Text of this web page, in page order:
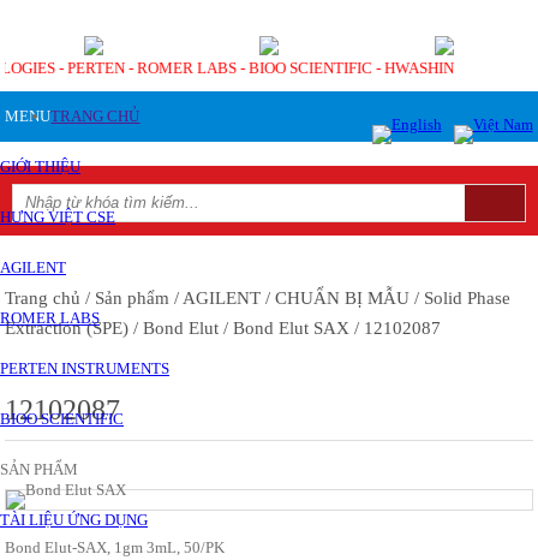
- PERTEN - ROMER LABS - BIOO SCIENTIFIC - HWASHIN
MENUTRANG CHỦ
GIỚI THIỆU
HƯNG VIỆT CSE
AGILENT
ROMER LABS
PERTEN INSTRUMENTS
BIOO SCIENTIFIC
SẢN PHẨM
TÀI LIỆU ỨNG DỤNG
Trang chủ / Sản phẩm / AGILENT / CHUẨN BỊ MẪU / Solid Phase
Extraction (SPE) / Bond Elut / Bond Elut SAX / 12102087
12102087
Bond Elut-SAX, 1gm 3mL, 50/PK